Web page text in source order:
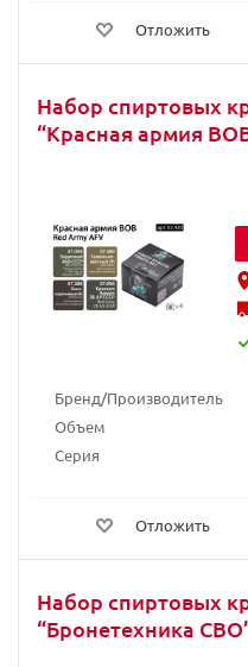
Отложить
Набор спиртовых
“Красная армия
Бренд/Производитель
Объем
Серия
Отложить
Набор спиртовых
“Бронетехника